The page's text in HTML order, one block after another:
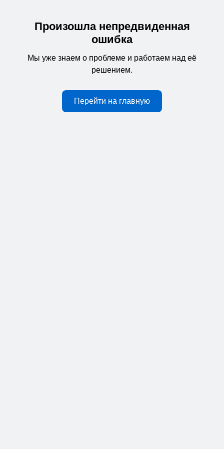
Произошла непредвиденная
ошибка
Мы уже знаем о проблеме и работаем над её
решением.
Перейти на главную